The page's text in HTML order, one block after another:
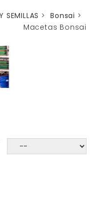
SEMILLAS > Bonsai >
Macetas Bonsai